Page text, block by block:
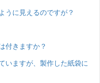
うに見えるのですが？
付きますか？
いますが、製作した紙袋に